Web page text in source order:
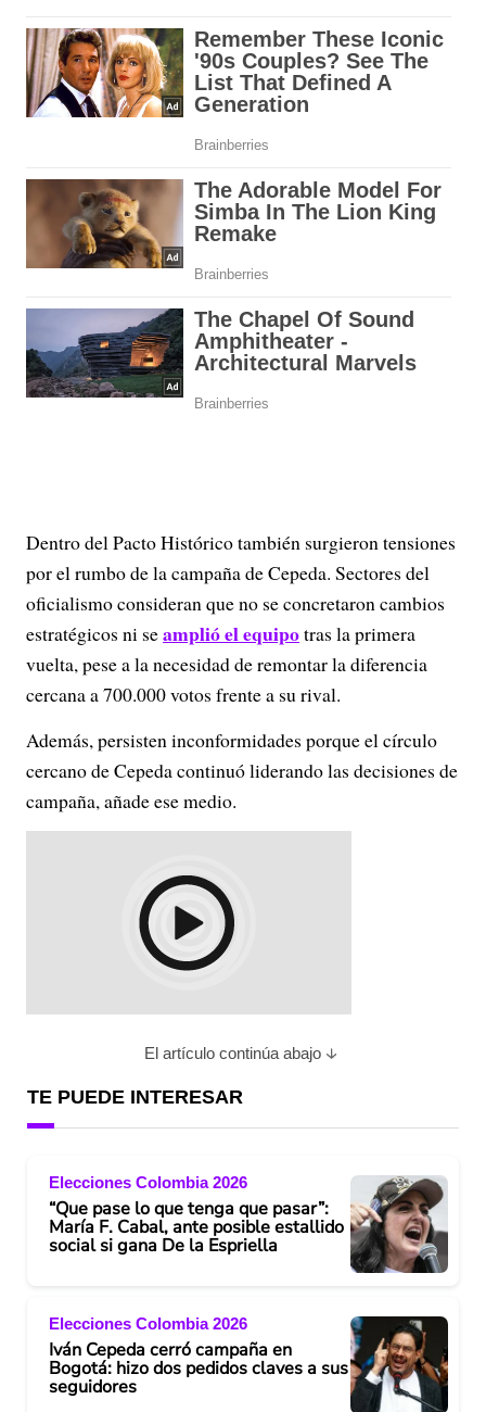
Dentro del Pacto Histórico también surgieron tensiones
por el rumbo de la campaña de Cepeda. Sectores del
oficialismo consideran que no se concretaron cambios
estratégicos ni seamplió el equipotras la primera
vuelta, pese a la necesidad de remontar la diferencia
cercana a 700.000 votos frente a su rival.
Además, persisten inconformidades porque el círculo
cercano de Cepeda continuó liderando las decisiones de
campaña, añade ese medio.
El artículo continúa abajo
TE PUEDE INTERESAR
Elecciones Colombia 2026
“Que pase lo que tenga que pasar”:
María F. Cabal, ante posible estallido
social si gana De la Espriella
Elecciones Colombia 2026
Iván Cepeda cerró campaña en
Bogotá: hizo dos pedidos claves a sus
seguidores